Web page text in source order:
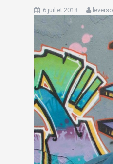
6 juillet 2018 leverso